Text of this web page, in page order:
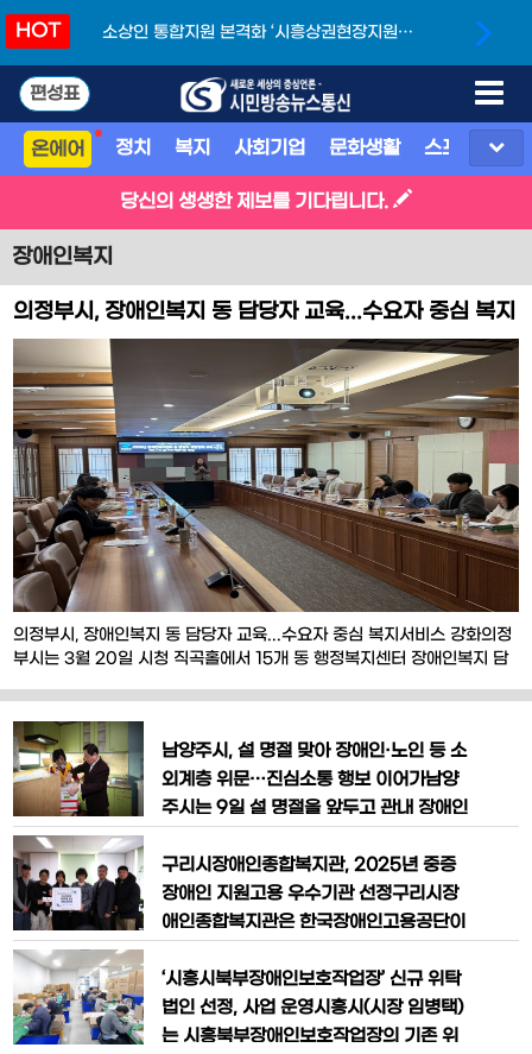
HOT
소상인 통합지원 본격화 ‘시흥상권현장지원단’
편성표
온에어 정치 복지 사회기업 문화생활 스포츠 지
당신의 생생한 제보를 기다립니다.
장애인복지
의정부시, 장애인복지 동 담당자 교육...수요자 중심 복지
서비스 강화
의정부시, 장애인복지 동 담당자 교육...수요자 중심 복지서비스 강화의정
부시는 3월 20일 시청 직곡홀에서 15개 동 행정복지센터 장애인복지 담
실시했다.이번 교육은 장애인복지 정책과 사업에 대한 이해도를 높이고
동 담당자의 실무 역량을 강화해 시민이 체감하는 장애인복지 서비스를
제공하고자 마련했다. 특히 장애인복지 행정서비스의
남양주시, 설 명절 맞아 장애인·노인 등 소
외계층 위문…진심소통 행보 이어가​남양
주시는 9일 설 명절을 앞두고 관내 장애인
활동을 진행했다고 밝혔다.이날 주광덕 남
양주시장은 금곡동 （사）한국지체장애
인협회 남양주시지회（단체장 정진춘）
자택을 차례로 방문해 현장을 직접 살폈
다.주 시장은 장애인 지원에 힘쓰고 있는
관계자들의 노
구리시장애인종합복지관, 2025년 중증
장애인 지원고용 우수기관 선정구리시장
애인종합복지관은 한국장애인고용공단이
간 위탁 사업」 평가에서 우수기관으로 선
정돼, 지난 1월 8일 한국장애인고용공단
경기북부지사장으로부터 포상을 전달받
‘시흥시북부장애인보호작업장’ 신규 위탁
법인 선정, 사업 운영시흥시(시장 임병택)
는 시흥북부장애인보호작업장의 기존 위